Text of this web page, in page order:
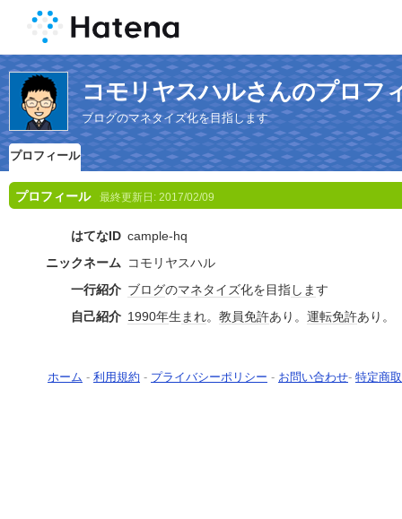
コモリヤスハルさんのプロフ
ブログのマネタイズ化を目指します
プロフィール
プロフィール 最終更新日: 2017/02/09
はてなID cample-hq
ニックネーム コモリヤスハル
一行紹介 ブログのマネタイズ化を目指します
自己紹介 1990年生まれ。 教員免許あり。 運転免許あり。
ホーム - 利用規約 - プライバシーポリシー - お問い合わせ- 特定商